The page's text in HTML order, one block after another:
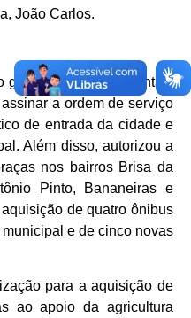
João Carlos.
governador Paulo Dantas,
a ordem de serviço
de entrada da cidade e
Além disso, autorizou a
nos bairros Brisa da
Pinto, Bananeiras e
de quatro ônibus
e de cinco novas
para a aquisição de
ao apoio da agricultura